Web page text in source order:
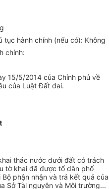
tục hành chính (nếu có): Không
chính:
15/5/2014 của Chính phủ về
của Luật Đất đai.
thác nước dưới đất có trách
tờ khai đã được tổ dân phố
phận nhận và trả kết quả của
Sở Tài nguyên và Môi trường...